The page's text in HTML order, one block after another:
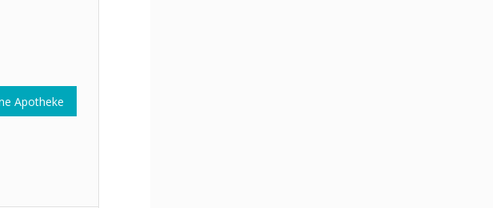
Apotheke